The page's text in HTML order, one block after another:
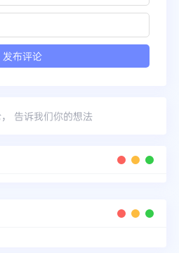
告诉我们你的想法